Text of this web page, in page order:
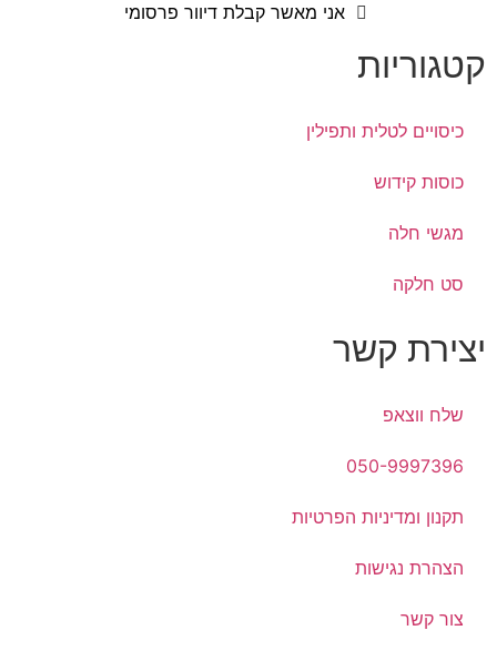
אני מאשר קבלת דיוור פרסומי
קטגוריות
כיסויים לטלית ותפילין
כוסות קידוש
מגשי חלה
סט חלקה
יצירת קשר
שלח ווצאפ
050-9997396
תקנון ומדיניות הפרטיות
הצהרת נגישות
צור קשר